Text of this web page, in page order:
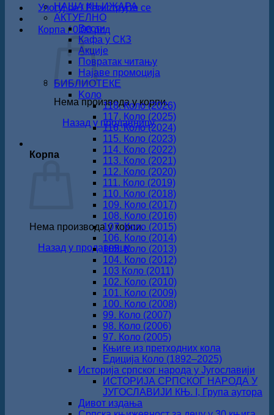
Улогуј се / Региструјте се
Корпа /0.00рсд
Нема производа у корпи.
Назад у продавницу
Корпа
Нема производа у корпи.
Назад у продавницу
НАША КЊИЖАРА
АКТУЕЛНО
Вести
Кафа у СКЗ
Акције
Повратак читању
Најаве промоција
БИБЛИОТЕКЕ
Koло
118. Коло (2026)
117. Коло (2025)
116. Коло (2024)
115. Коло (2023)
114. Коло (2022)
113. Коло (2021)
112. Коло (2020)
111. Коло (2019)
110. Коло (2018)
109. Коло (2017)
108. Коло (2016)
107. Коло (2015)
106. Коло (2014)
105. Коло (2013)
104. Коло (2012)
103 Коло (2011)
102. Коло (2010)
101. Коло (2009)
100. Коло (2008)
99. Коло (2007)
98. Коло (2006)
97. Коло (2005)
Књиге из претходних кола
Едиција Коло (1892‒2025)
Историја српског народа у Југославији
ИСТОРИЈА СРПСКОГ НАРОДА У
ЈУГОСЛАВИЈИ КЊ. I, Група аутора
Дивот издања